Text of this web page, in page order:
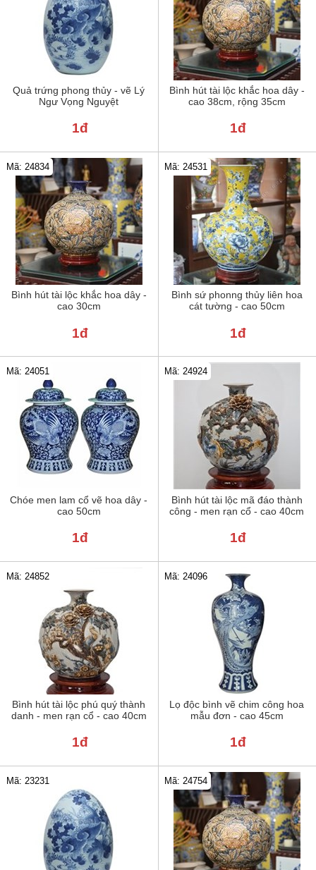
Quả trứng phong thủy - vẽ Lý
Ngư Vọng Nguyệt
1đ
Bình hút tài lộc khắc hoa dây -
cao 38cm, rộng 35cm
1đ
Bình hút tài lộc khắc hoa dây -
cao 30cm
Mã: 24834
1đ
Bình sứ phonng thủy liên hoa
cát tường - cao 50cm
Mã: 24531
1đ
Chóe men lam cổ vẽ hoa dây -
cao 50cm
Mã: 24051
1đ
Bình hút tài lộc mã đáo thành
công - men rạn cổ - cao 40cm
Mã: 24924
1đ
Bình hút tài lộc phú quý thành
danh - men rạn cổ - cao 40cm
Mã: 24852
1đ
Lọ độc bình vẽ chim công hoa
mẫu đơn - cao 45cm
Mã: 24096
1đ
Mã: 23231 Mã: 24754